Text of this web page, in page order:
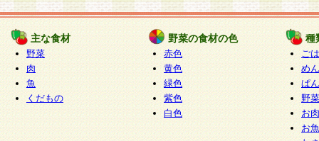
の当社による会員登録の承認が完了した時点で会
たものとみなされ、会員に対して適用されるもの
5.当社がお聞きする個人情報は、すべて会員登録
で提 供いただいたものと考えております。従っ
自らの個人情報の提供を希望されない場合には、
をお預かりいたしません が、提供されないこと
商品やサービス等をご利用いただけない場合があ
主な食材
野菜
肉
魚
くだもの
野菜の食材の色
赤色
黄色
緑色
紫色
白色
種
ご
めん
ぱん
野
お
お